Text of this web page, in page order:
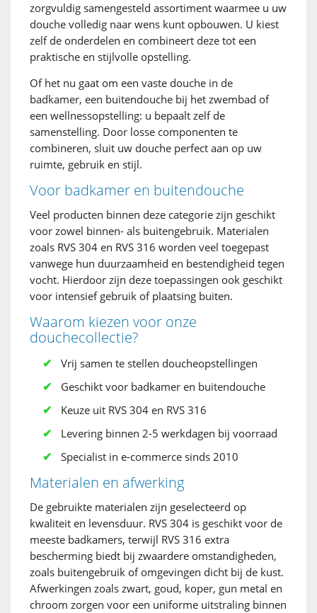
zorgvuldig samengesteld assortiment waarmee u uw
douche volledig naar wens kunt opbouwen. U kiest
zelf de onderdelen en combineert deze tot een
praktische en stijlvolle opstelling.
Of het nu gaat om een vaste douche in de
badkamer, een buitendouche bij het zwembad of
een wellnessopstelling: u bepaalt zelf de
samenstelling. Door losse componenten te
combineren, sluit uw douche perfect aan op uw
ruimte, gebruik en stijl.
Voor badkamer en buitendouche
Veel producten binnen deze categorie zijn geschikt
voor zowel binnen- als buitengebruik. Materialen
zoals RVS 304 en RVS 316 worden veel toegepast
vanwege hun duurzaamheid en bestendigheid tegen
vocht. Hierdoor zijn deze toepassingen ook geschikt
voor intensief gebruik of plaatsing buiten.
Waarom kiezen voor onze
douchecollectie?
Vrij samen te stellen doucheopstellingen
Geschikt voor badkamer en buitendouche
Keuze uit RVS 304 en RVS 316
Levering binnen 2-5 werkdagen bij voorraad
Specialist in e-commerce sinds 2010
Materialen en afwerking
De gebruikte materialen zijn geselecteerd op
kwaliteit en levensduur. RVS 304 is geschikt voor de
meeste badkamers, terwijl RVS 316 extra
bescherming biedt bij zwaardere omstandigheden,
zoals buitengebruik of omgevingen dicht bij de kust.
Afwerkingen zoals zwart, goud, koper, gun metal en
chroom zorgen voor een uniforme uitstraling binnen